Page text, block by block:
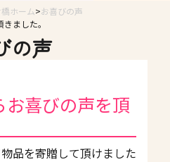
ホーム
お喜びの声
ました。
の声
喜びの声を頂
品を寄贈して頂けました